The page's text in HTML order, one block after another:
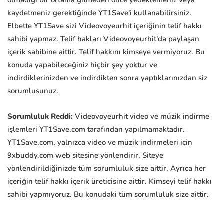
kaydetmeniz gerektiğinde YT1Save'i kullanabilirsiniz.
Elbette YT1Save sizi Videovoyeurhit içeriğinin telif hakkı
sahibi yapmaz. Telif hakları Videovoyeurhit'da paylaşan
içerik sahibine aittir. Telif hakkını kimseye vermiyoruz. Bu
konuda yapabileceğiniz hiçbir şey yoktur ve
indirdiklerinizden ve indirdikten sonra yaptıklarınızdan siz
sorumlusunuz.
Sorumluluk Reddi: Videovoyeurhit video ve müzik indirme
işlemleri YT1Save.com tarafından yapılmamaktadır.
YT1Save.com, yalnızca video ve müzik indirmeleri için
9xbuddy.com web sitesine yönlendirir. Siteye
yönlendirildiğinizde tüm sorumluluk size aittir. Ayrıca her
içeriğin telif hakkı içerik üreticisine aittir. Kimseyi telif hakkı
sahibi yapmıyoruz. Bu konudaki tüm sorumluluk size aittir.